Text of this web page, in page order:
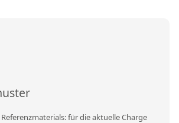
für die aktuelle Charge